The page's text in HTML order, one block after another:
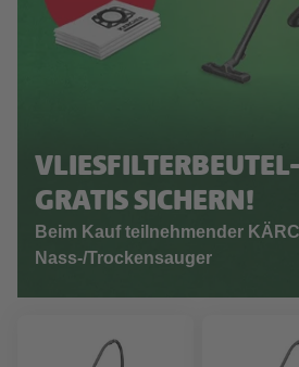
GRATIS SICHERN!
Beim Kauf teilnehmender
Nass-/Trockensauger